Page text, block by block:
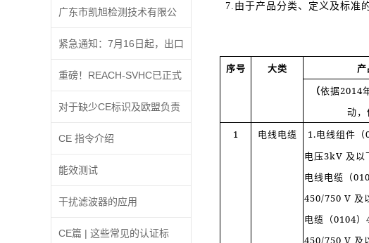
广东市凯旭检测技术有限公
司企业文化主题
紧急通知：7月16日起，出口
欧盟的CE商品如果没有这
个，属于违法行为！
重磅！REACH-SVHC已正式
更新至219项
对于缺少CE标识及欧盟负责
人信息将可能被采取强制措
施
CE 指令介绍
能效测试
干扰滤波器的应用
CE篇 | 这些常见的认证标
7.由于产品分类、定义及标准
序号 大类
（依据2014
动，
1 电线电缆
1.电线组件（
电压3kV 及以
电线电缆（
450/750 V 及
电缆（0104
450/750 V 及